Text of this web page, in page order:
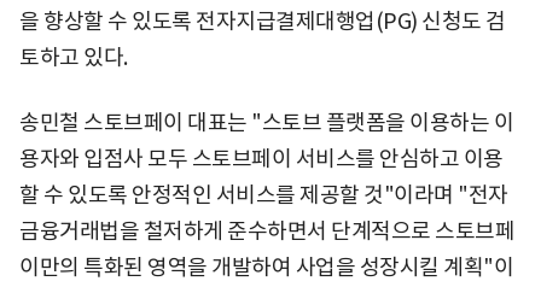
을 향상할 수 있도록 전자지급결제대행업(PG) 신청도 검
토하고 있다.
송민철 스토브페이 대표는 "스토브 플랫폼을 이용하는 이
용자와 입점사 모두 스토브페이 서비스를 안심하고 이용
할 수 있도록 안정적인 서비스를 제공할 것"이라며 "전자
금융거래법을 철저하게 준수하면서 단계적으로 스토브페
이만의 특화된 영역을 개발하여 사업을 성장시킬 계획"이